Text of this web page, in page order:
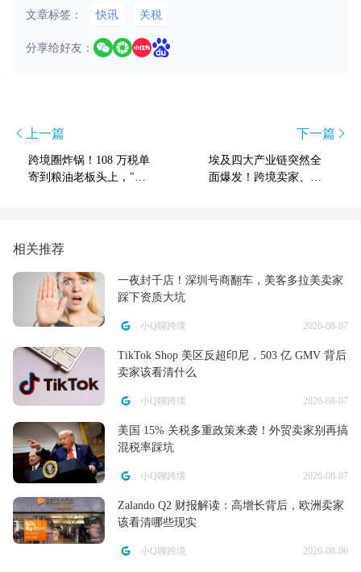
文章标签： 快讯 关税
分享给好友：
上一篇
跨境圈炸锅！108 万税单
寄到粮油老板头上，"影
下一篇
埃及四大产业链突然全
面爆发！跨境卖家、工
相关推荐
一夜封千店！深圳号商翻车，美客多拉美卖家
踩下资质大坑
小Q聊跨境 2026-08-07
TikTok Shop 美区反超印尼，503 亿 GMV 背后
卖家该看清什么
小Q聊跨境 2026-08-07
美国 15% 关税多重政策来袭！外贸卖家别再搞
混税率踩坑
小Q聊跨境 2026-08-07
Zalando Q2 财报解读：高增长背后，欧洲卖家
该看清哪些现实
小Q聊跨境 2026-08-06